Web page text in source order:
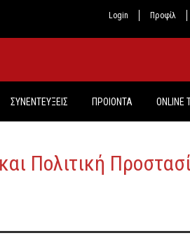
Login Προφίλ
ΣΥΝΕΝΤΕΥΞΕΙΣ ΠΡΟΙΟΝΤΑ ONLINE
Πολιτική